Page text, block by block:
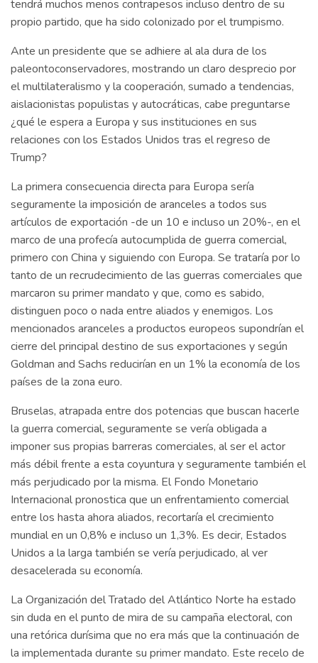
tendrá muchos menos contrapesos incluso dentro de su
propio partido, que ha sido colonizado por el trumpismo.
Ante un presidente que se adhiere al ala dura de los
paleontoconservadores, mostrando un claro desprecio por
el multilateralismo y la cooperación, sumado a tendencias,
aislacionistas populistas y autocráticas, cabe preguntarse
¿qué le espera a Europa y sus instituciones en sus
relaciones con los Estados Unidos tras el regreso de
Trump?
La primera consecuencia directa para Europa sería
seguramente la imposición de aranceles a todos sus
artículos de exportación -de un 10 e incluso un 20%-, en el
marco de una profecía autocumplida de guerra comercial,
primero con China y siguiendo con Europa. Se trataría por lo
tanto de un recrudecimiento de las guerras comerciales que
marcaron su primer mandato y que, como es sabido,
distinguen poco o nada entre aliados y enemigos. Los
mencionados aranceles a productos europeos supondrían el
cierre del principal destino de sus exportaciones y según
Goldman and Sachs reducirían en un 1% la economía de los
países de la zona euro.
Bruselas, atrapada entre dos potencias que buscan hacerle
la guerra comercial, seguramente se vería obligada a
imponer sus propias barreras comerciales, al ser el actor
más débil frente a esta coyuntura y seguramente también el
más perjudicado por la misma. El Fondo Monetario
Internacional pronostica que un enfrentamiento comercial
entre los hasta ahora aliados, recortaría el crecimiento
mundial en un 0,8% e incluso un 1,3%. Es decir, Estados
Unidos a la larga también se vería perjudicado, al ver
desacelerada su economía.
La Organización del Tratado del Atlántico Norte ha estado
sin duda en el punto de mira de su campaña electoral, con
una retórica durísima que no era más que la continuación de
la implementada durante su primer mandato. Este recelo de